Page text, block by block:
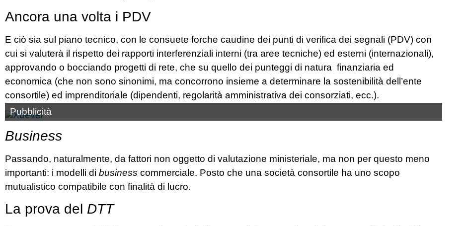
Ancora una volta i PDV
E ciò sia sul piano tecnico, con le consuete forche caudine dei punti di verifica dei segnali (PDV) con
cui si valuterà il rispetto dei rapporti interferenziali interni (tra aree tecniche) ed esterni (internazionali),
approvando o bocciando progetti di rete, che su quello dei punteggi di natura finanziaria ed
economica (che non sono sinonimi, ma concorrono insieme a determinare la sostenibilità dell’ente
consortile) ed imprenditoriale (dipendenti, regolarità amministrativa dei consorziati, ecc.).
Pubblicità
Business
Passando, naturalmente, da fattori non oggetto di valutazione ministeriale, ma non per questo meno
importanti: i modelli di business commerciale. Posto che una società consortile ha uno scopo
mutualistico compatibile con finalità di lucro.
La prova del DTT